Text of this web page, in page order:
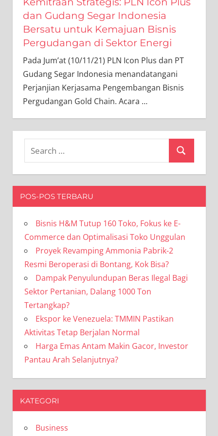
dan Gudang Segar Indonesia
Bersatu untuk Kemajuan Bisnis
Pergudangan di Sektor Energi
Pada Jum’at (10/11/21) PLN Icon Plus dan PT
Gudang Segar Indonesia menandatangani
Perjanjian Kerjasama Pengembangan Bisnis
Pergudangan Gold Chain. Acara …
Search
POS-POS TERBARU
Bisnis H&M Tutup 160 Toko, Fokus ke E-
Commerce dan Optimalisasi Toko Unggulan
Proyek Revamping Ammonia Pabrik-2
Resmi Beroperasi di Bontang, Kok Bisa?
Dampak Penyulundupan Beras Ilegal Bagi
Sektor Pertanian, Dalang 1000 Ton
Tertangkap?
Ekspor ke Venezuela: TMMIN Pastikan
Aktivitas Tetap Berjalan Normal
Harga Emas Antam Makin Gacor, Investor
Pantau Arah Selanjutnya?
KATEGORI
Business